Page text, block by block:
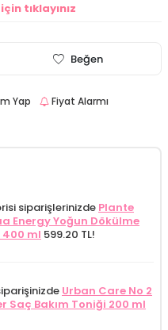
tıklayınız
Beğen
Yap Fiyat Alarmı
siparişlerinizde Plante
Energy Yoğun Dökülme
400 ml 599.20 TL!
Urban Care No 2
Saç Bakım Toniği 200 ml